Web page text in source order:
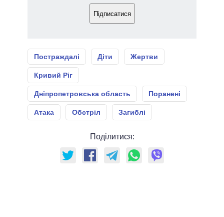
Підписатися
Постраждалі Діти Жертви
Кривий Ріг
Дніпропетровська область Поранені
Атака Обстріл Загиблі
Поділитися: